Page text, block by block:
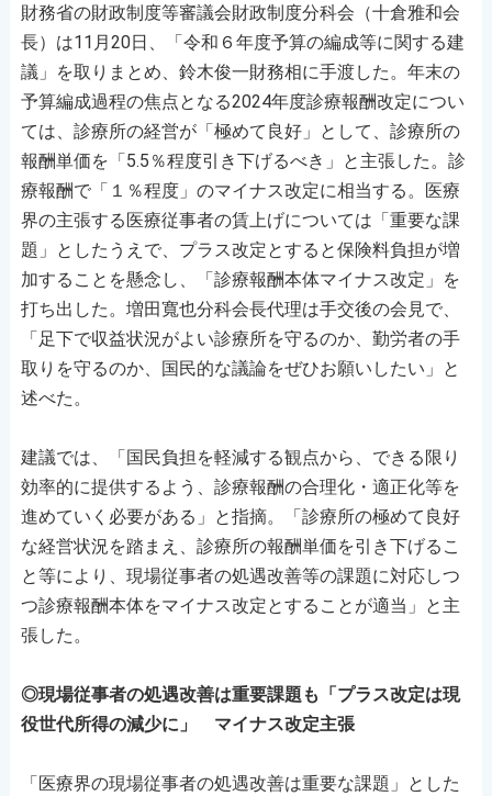
財務省の財政制度等審議会財政制度分科会（十倉雅和会
長）は11月20日、「令和６年度予算の編成等に関する建
議」を取りまとめ、鈴木俊一財務相に手渡した。年末の
予算編成過程の焦点となる2024年度診療報酬改定につい
ては、診療所の経営が「極めて良好」として、診療所の
報酬単価を「5.5％程度引き下げるべき」と主張した。診
療報酬で「１％程度」のマイナス改定に相当する。医療
界の主張する医療従事者の賃上げについては「重要な課
題」としたうえで、プラス改定とすると保険料負担が増
加することを懸念し、「診療報酬本体マイナス改定」を
打ち出した。増田寬也分科会長代理は手交後の会見で、
「足下で収益状況がよい診療所を守るのか、勤労者の手
取りを守るのか、国民的な議論をぜひお願いしたい」と
述べた。
建議では、「国民負担を軽減する観点から、できる限り
効率的に提供するよう、診療報酬の合理化・適正化等を
進めていく必要がある」と指摘。「診療所の極めて良好
な経営状況を踏まえ、診療所の報酬単価を引き下げるこ
と等により、現場従事者の処遇改善等の課題に対応しつ
つ診療報酬本体をマイナス改定とすることが適当」と主
張した。
◎現場従事者の処遇改善は重要課題も「プラス改定は現
役世代所得の減少に」 マイナス改定主張
「医療界の現場従事者の処遇改善は重要な課題」とした